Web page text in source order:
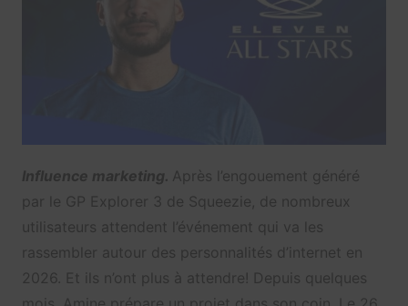
Influence marketing. Après l’engouement généré
par le GP Explorer 3 de Squeezie, de nombreux
utilisateurs attendent l’événement qui va les
rassembler autour des personnalités d’internet en
2026. Et ils n’ont plus à attendre! Depuis quelques